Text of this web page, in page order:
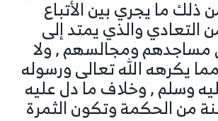
ذلك ما يجري بين الأتباع
التعادي والذي يمتد إلى
مساجدهم ومجالسهم , ولا
يكرهه الله تعالى ورسوله
وسلم , وخلاف ما دل عليه
من الحكمة وتكون الثمرة